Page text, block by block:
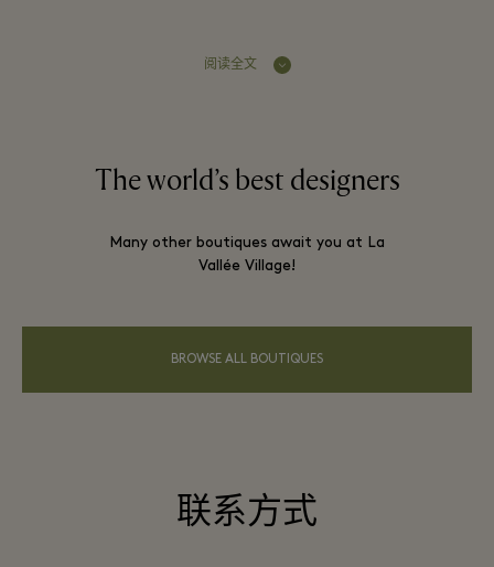
阅读全文
The world’s best designers
Many other boutiques await you at La
Vallée Village!
BROWSE ALL BOUTIQUES
联系方式